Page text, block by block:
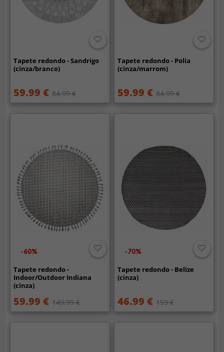
Tapete redondo - Sandrigo
(cinza/branco)
59.99 € 84.99 €
Tapete redondo - Polia
(cinza/marrom)
59.99 € 84.99 €
-60%
Tapete redondo -
Indoor/Outdoor Indiana
(cinza)
59.99 € 149.99 €
-70%
Tapete redondo - Belize
(cinza)
46.99 € 159 €